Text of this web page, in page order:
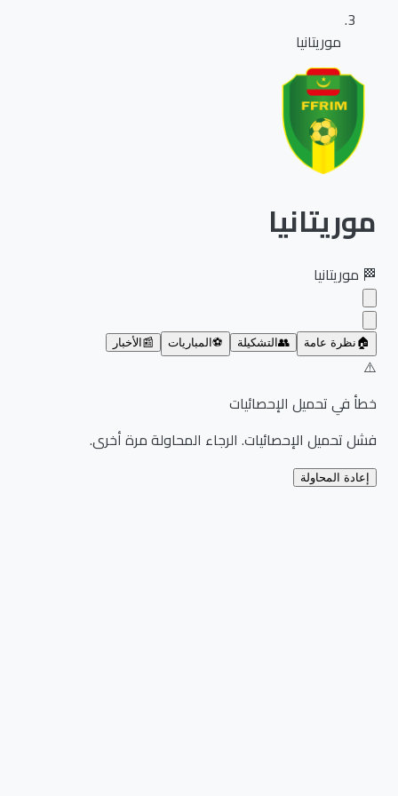
موريتانيا
موريتانيا
موريتانيا
نظرة عامة 👥 التشكيلة ⚽ المباريات 📰 الأخبار
خطأ في تحميل الإحصائيات
فشل تحميل الإحصائيات. الرجاء المحاولة مرة أخرى.
إعادة المحاولة